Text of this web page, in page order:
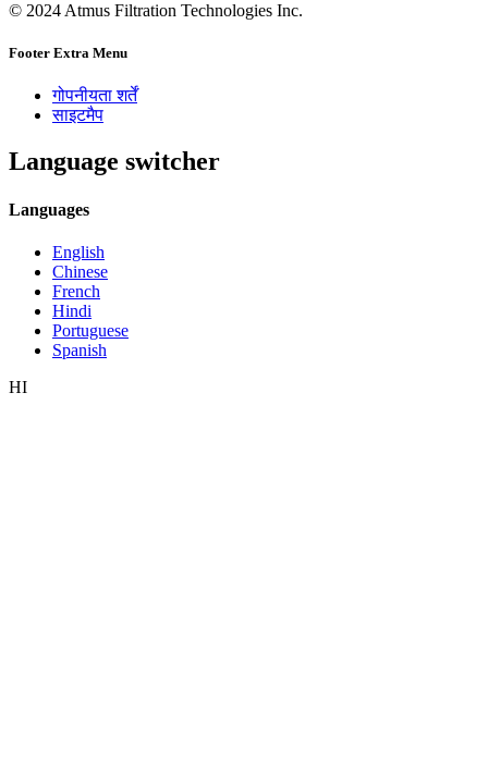
© 2024 Atmus Filtration Technologies Inc.
Footer Extra Menu
गोपनीयता शर्तें
साइटमैप
Language switcher
Languages
English
Chinese
French
Hindi
Portuguese
Spanish
HI